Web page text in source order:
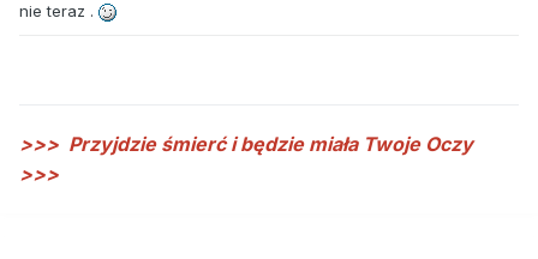
nie teraz .
>>> Przyjdzie śmierć i będzie miała Twoje Oczy
>>>